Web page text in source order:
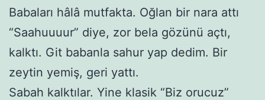
Babaları hâlâ mutfakta. Oğlan bir nara attı
“Saahuuuur” diye, zor bela gözünü açtı,
kalktı. Git babanla sahur yap dedim. Bir
zeytin yemiş, geri yattı.
Sabah kalktılar. Yine klasik “Biz orucuz”